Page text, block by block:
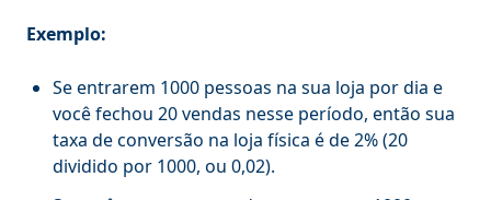
Exemplo:
Se entrarem 1000 pessoas na sua loja por dia e
você fechou 20 vendas nesse período, então sua
taxa de conversão na loja física é de 2% (20
dividido por 1000, ou 0,02).